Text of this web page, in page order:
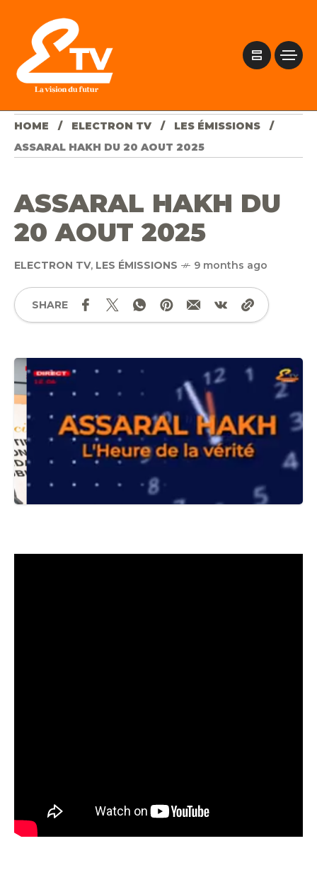
HOME ELECTRON TV
LES ÉMISSIONS
ASSARAL HAKH DU 20 AOUT 2025
ASSARAL HAKH DU
20 AOUT 2025
ELECTRON TV, LES ÉMISSIONS 9 months ago
SHARE